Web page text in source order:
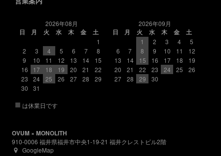
2026年08月
日
月 火 水 木 金
土
1
2
3 4 5 6 7
8
9
10 11 12 13 14
15
16
17 18 19 20 21
22
23
24 25 26 27 28
29
30
31
2026年09月
日
月 火 水 木 金
土
1
2 3 4
5
6
7 8 9 10 11
12
13
14 15 16 17 18
19
20
21 22 23 24 25
26
27
28 29 30
■ は休業日です
OVUM × MONOLITH
910-0006 福井県福井市中央1-19-21 福井クレストビル2階
GoogleMap